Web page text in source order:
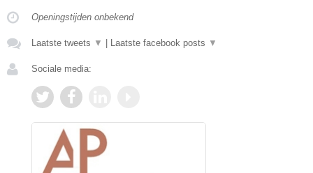
Openingstijden onbekend
Laatste tweets ▼ Laatste facebook posts ▼
Sociale media: